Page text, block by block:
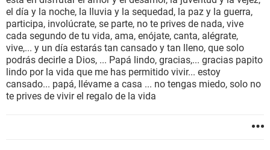
el día y la noche, la lluvia y la sequedad, la paz y la guerra,
participa, involúcrate, se parte, no te prives de nada, vive
cada segundo de tu vida, ama, enójate, canta, alégrate,
vive,... y un día estarás tan cansado y tan lleno, que solo
podrás decirle a Dios, ... Papá lindo, gracias,... gracias papito
lindo por la vida que me has permitido vivir... estoy
cansado... papá, llévame a casa ... no tengas miedo, solo no
te prives de vivir el regalo de la vida